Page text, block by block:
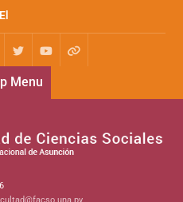
Ateneo
Menu